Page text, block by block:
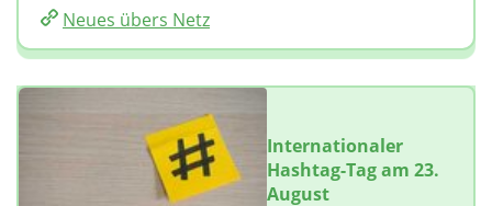
Neues übers Netz
Internationaler
Hashtag-Tag am 23.
August